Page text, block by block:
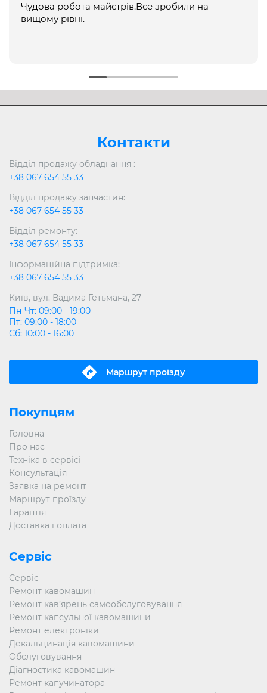
Чудова робота майстрів.Все зробили на
вищому рівні.
Контакти
Відділ продажу обладнання :
+38 067 654 55 33
Відділ продажу запчастин:
+38 067 654 55 33
Відділ ремонту:
+38 067 654 55 33
Інформаційна підтримка:
+38 067 654 55 33
Київ, вул. Вадима Гетьмана, 27
Пн-Чт: 09:00 - 19:00
Пт: 09:00 - 18:00
Сб: 10:00 - 16:00
Маршрут проїзду
Покупцям
Головна
Про нас
Техніка в сервісі
Консультація
Заявка на ремонт
Маршрут проїзду
Гарантія
Доставка і оплата
Сервіс
Сервіс
Ремонт кавомашин
Ремонт кав’ярень самообслуговування
Ремонт капсульної кавомашини
Ремонт електроніки
Декальцинація кавомашини
Обслуговування
Діагностика кавомашин
Ремонт капучинатора